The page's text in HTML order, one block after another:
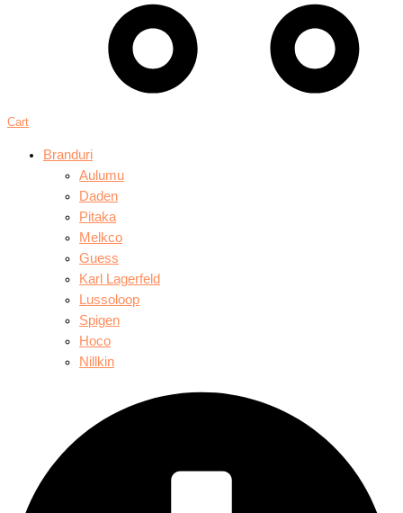
Cart
Branduri
Aulumu
Daden
Pitaka
Melkco
Guess
Karl Lagerfeld
Lussoloop
Spigen
Hoco
Nillkin